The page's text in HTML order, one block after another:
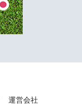
運営会社